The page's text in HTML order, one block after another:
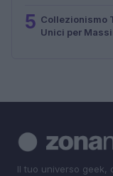
5 Collezionismo
Unici per
Il tuo universo geek,